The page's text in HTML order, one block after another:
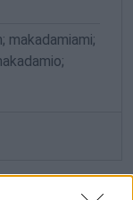
makadamiami;